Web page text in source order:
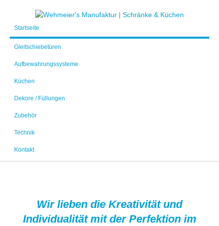
Startseite
Gleitschiebetüren
Aufbewahrungssysteme
Küchen
Dekore / Füllungen
Zubehör
Technik
Kontakt
Wir lieben die Kreativität und
Individualität mit der Perfektion im